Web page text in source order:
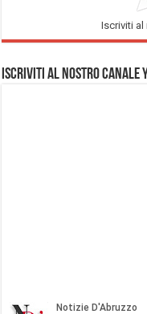
Iscriviti al
Iscriviti al nostro Canale